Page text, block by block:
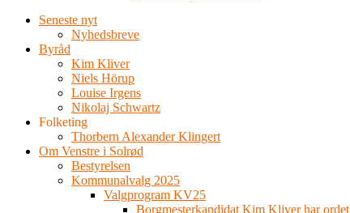
Seneste nyt
Nyhedsbreve
Byråd
Kim Kliver
Niels Hörup
Louise Irgens
Nikolaj Schwartz
Folketing
Thorbern Alexander Klingert
Om Venstre i Solrød
Bestyrelsen
Kommunalvalg 2025
Valgprogram KV25
Borgmesterkandidat Kim Kliver har ordet